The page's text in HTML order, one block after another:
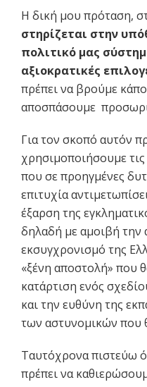
Η δική μου πρόταση,
στηρίζεται στην
πολιτικό μας
αξιοκρατικές
πρέπει να βρούμε
αποσπάσουμε
Για τον σκοπό αυτόν
χρησιμοποιήσουμε
που σε προηγμένες
επιτυχία
έξαρση της
δηλαδή με αμοιβή την
εκσυγχρονισμό της
«ξένη αποστολή» που
κατάρτιση ενός
και την ευθύνη της
των αστυνομικών που
Ταυτόχρονα πιστεύω
πρέπει να